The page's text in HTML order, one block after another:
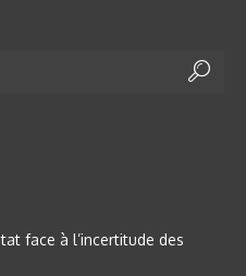
face à l’incertitude des